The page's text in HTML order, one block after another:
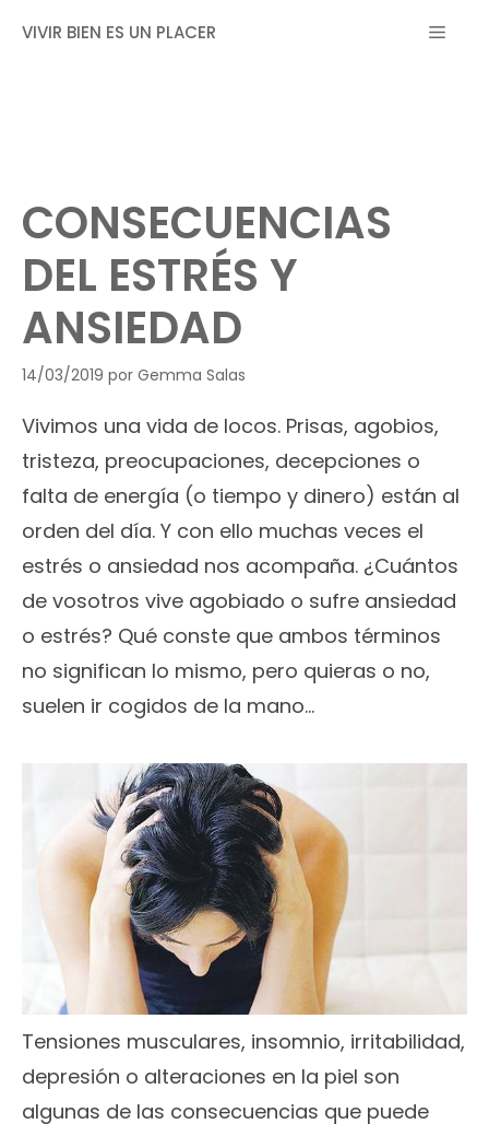
VIVIR BIEN ES UN PLACER MENÚ
CONSECUENCIAS
DEL ESTRÉS Y
ANSIEDAD
14/03/2019 por Gemma Salas
Vivimos una vida de locos. Prisas, agobios,
tristeza, preocupaciones, decepciones o
falta de energía (o tiempo y dinero) están al
orden del día. Y con ello muchas veces el
estrés o ansiedad nos acompaña. ¿Cuántos
de vosotros vive agobiado o sufre ansiedad
o estrés? Qué conste que ambos términos
no significan lo mismo, pero quieras o no,
suelen ir cogidos de la mano…
Tensiones musculares, insomnio, irritabilidad,
depresión o alteraciones en la piel son
algunas de las consecuencias que puede